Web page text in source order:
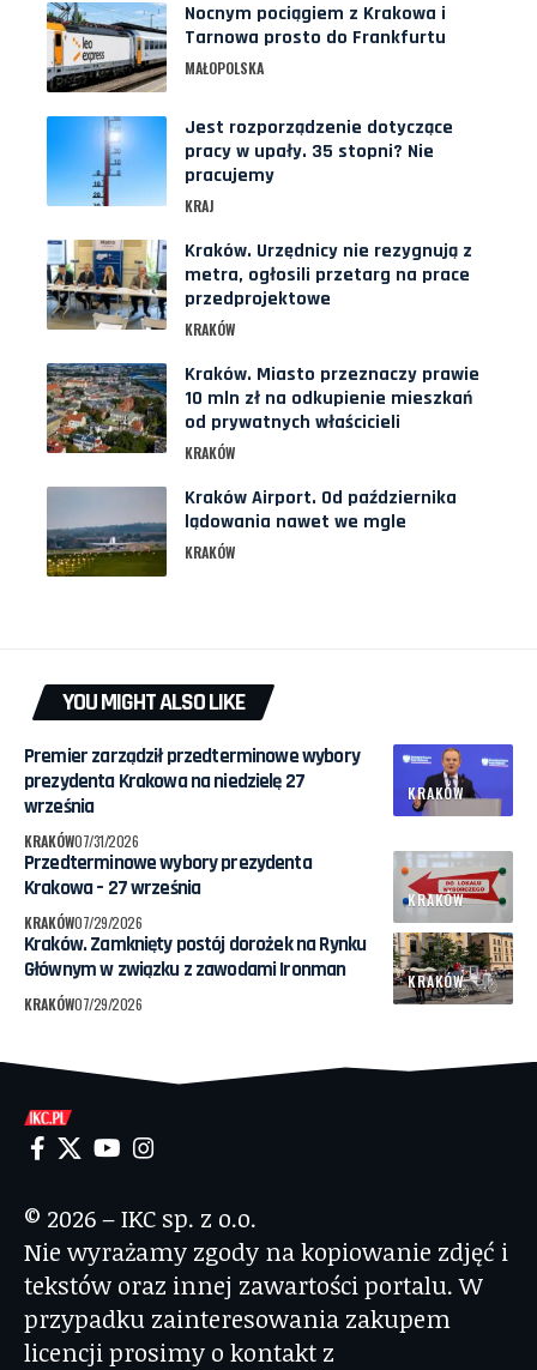
Nocnym pociągiem z Krakowa i
Tarnowa prosto do Frankfurtu
MAŁOPOLSKA
Jest rozporządzenie dotyczące
pracy w upały. 35 stopni? Nie
pracujemy
KRAJ
Kraków. Urzędnicy nie rezygnują z
metra, ogłosili przetarg na prace
przedprojektowe
KRAKÓW
Kraków. Miasto przeznaczy prawie
10 mln zł na odkupienie mieszkań
od prywatnych właścicieli
KRAKÓW
Kraków Airport. Od października
lądowania nawet we mgle
KRAKÓW
YOU MIGHT ALSO LIKE
KRAKÓW
Premier zarządził przedterminowe wybory
prezydenta Krakowa na niedzielę 27
września
KRAKÓW07/31/2026
KRAKÓW
Przedterminowe wybory prezydenta
Krakowa – 27 września
KRAKÓW07/29/2026
KRAKÓW
Kraków. Zamknięty postój dorożek na Rynku
Głównym w związku z zawodami Ironman
KRAKÓW07/29/2026
© 2026 – IKC sp. z o.o.
Nie wyrażamy zgody na kopiowanie zdjęć i
tekstów oraz innej zawartości portalu. W
przypadku zainteresowania zakupem
licencji prosimy o kontakt z